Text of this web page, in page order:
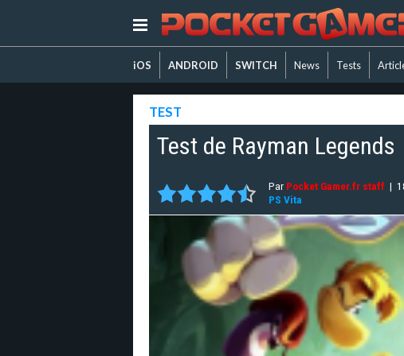
iOS ANDROID SWITCH News Tests
TEST
Test de Rayman Legends
Par Pocket Gamer.fr staff |
PS Vita